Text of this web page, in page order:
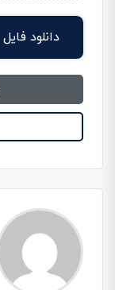
دانلود فایل